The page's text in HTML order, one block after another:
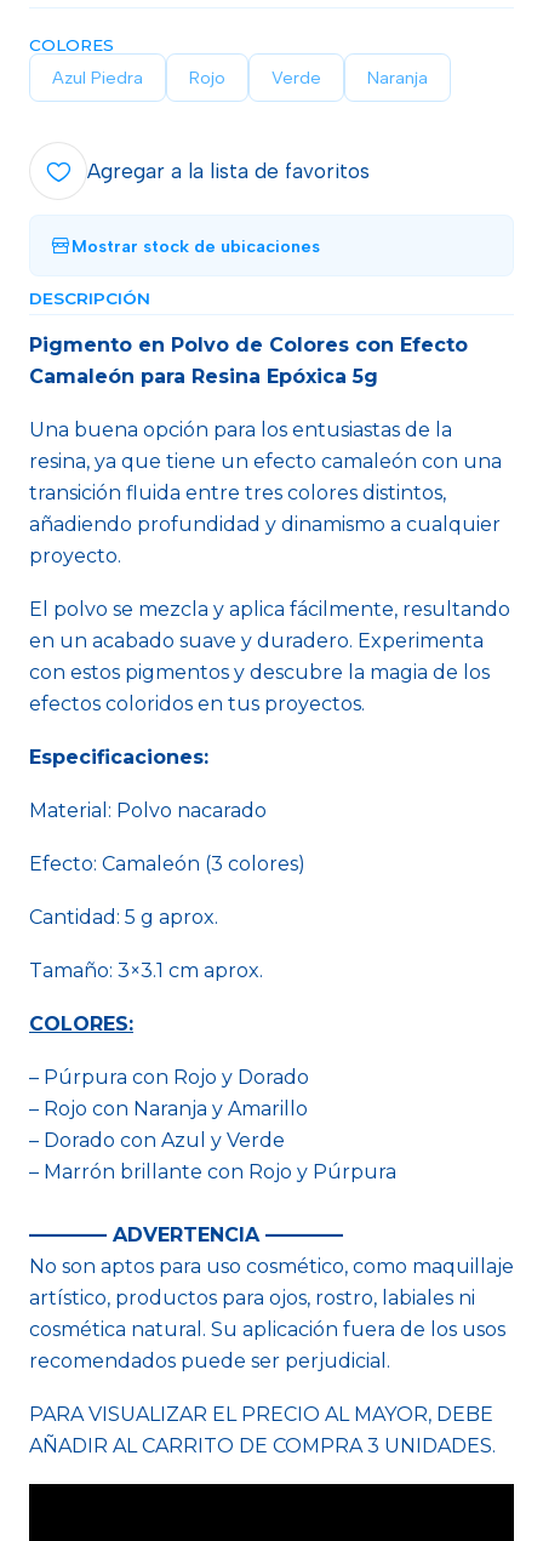
COLORES
Azul Piedra Rojo Verde Naranja
Agregar a la lista de favoritos
Mostrar stock de ubicaciones
DESCRIPCIÓN
Pigmento en Polvo de Colores con Efecto
Camaleón para Resina Epóxica 5g
Una buena opción para los entusiastas de la
resina, ya que tiene un efecto camaleón con una
transición fluida entre tres colores distintos,
añadiendo profundidad y dinamismo a cualquier
proyecto.
El polvo se mezcla y aplica fácilmente, resultando
en un acabado suave y duradero. Experimenta
con estos pigmentos y descubre la magia de los
efectos coloridos en tus proyectos.
Especificaciones:
Material: Polvo nacarado
Efecto: Camaleón (3 colores)
Cantidad: 5 g aprox.
Tamaño: 3×3.1 cm aprox.
COLORES:
– Púrpura con Rojo y Dorado
– Rojo con Naranja y Amarillo
– Dorado con Azul y Verde
– Marrón brillante con Rojo y Púrpura
–––––––– ADVERTENCIA ––––––––
No son aptos para uso cosmético, como maquillaje
artístico, productos para ojos, rostro, labiales ni
cosmética natural. Su aplicación fuera de los usos
recomendados puede ser perjudicial.
PARA VISUALIZAR EL PRECIO AL MAYOR, DEBE
AÑADIR AL CARRITO DE COMPRA 3 UNIDADES.